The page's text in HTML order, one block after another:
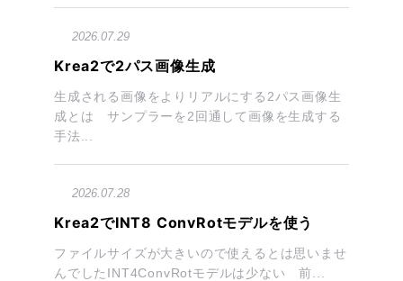
2026.07.29
Krea2で2パス画像生成
生成される画像をよりリアルにする2パス画像生
成とは サンプラーを2回通して画像を生成する
手法...
2026.07.28
Krea2でINT8 ConvRotモデルを使う
ファイルサイズが大きいので使えるとは思いませ
んでしたINT4ConvRotモデルは少ない 前...